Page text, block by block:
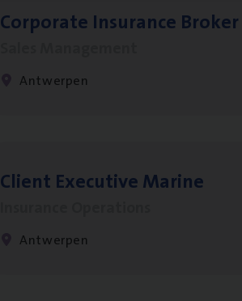
Cor­po­ra­te Insu­ran­ce
Antwerpen
Client Exe­cu­ti­ve Marine
Antwerpen